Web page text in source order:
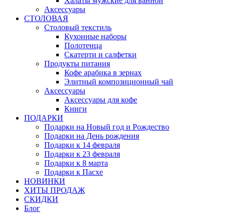
Аксессуары
СТОЛОВАЯ
Столовый текстиль
Кухонные наборы
Полотенца
Скатерти и салфетки
Продукты питания
Кофе арабика в зернах
Элитный композиционный чай
Аксессуары
Аксессуары для кофе
Книги
ПОДАРКИ
Подарки на Новый год и Рождество
Подарки на День рождения
Подарки к 14 февраля
Подарки к 23 февраля
Подарки к 8 марта
Подарки к Пасхе
НОВИНКИ
ХИТЫ ПРОДАЖ
СКИДКИ
Блог